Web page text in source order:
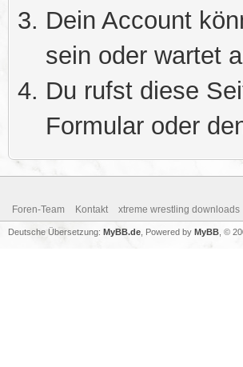
Dein Account
sein oder wartet
Du rufst diese
Formular oder
Foren-Team Kontakt xtreme wrestling downloads
Deutsche Übersetzung: MyBB.de , Powered by MyBB , ©